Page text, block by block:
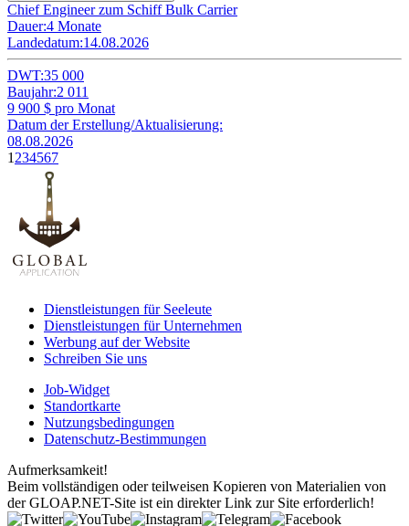
Chief Engineer zum Schiff Bulk Carrier
Dauer:4 Monate
Landedatum:14.08.2026
DWT:35 000
Baujahr:2 011
9 900 $ pro Monat
Datum der Erstellung/Aktualisierung:
08.08.2026
1 234567
Dienstleistungen für Seeleute
Dienstleistungen für Unternehmen
Werbung auf der Website
Schreiben Sie uns
Job-Widget
Standortkarte
Nutzungsbedingungen
Datenschutz-Bestimmungen
Aufmerksamkeit!
Beim vollständigen oder teilweisen Kopieren von Materialien von
der GLOAP.NET-Site ist ein direkter Link zur Site erforderlich!